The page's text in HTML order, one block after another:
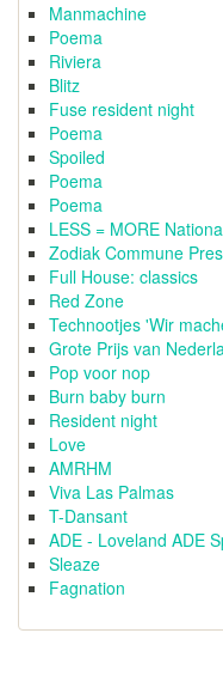
Manmachine
Poema
Riviera
Blitz
Fuse resident night
Poema
Spoiled
Poema
Poema
LESS = MORE
Zodiak Commune
Full House: classics
Red Zone
Technootjes 'Wir
Grote Prijs van
Pop voor nop
Burn baby burn
Resident night
Love
AMRHM
Viva Las Palmas
T-Dansant
ADE - Loveland ADE
Sleaze
Fagnation